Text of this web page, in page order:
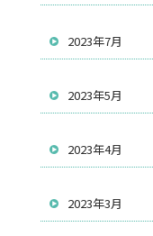
2023年7月
2023年5月
2023年4月
2023年3月